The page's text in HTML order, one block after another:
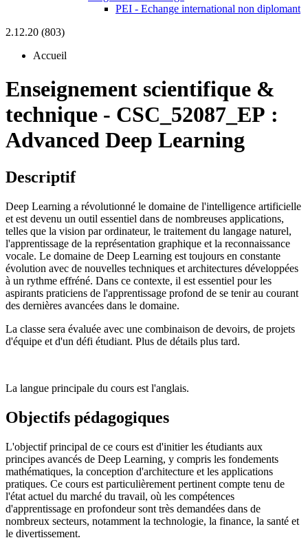
PEI - Echange international non diplomant
2.12.20 (803)
Accueil
Enseignement scientifique &
technique - CSC_52087_EP :
Advanced Deep Learning
Descriptif
Deep Learning a révolutionné le domaine de l'intelligence artificielle
et est devenu un outil essentiel dans de nombreuses applications,
telles que la vision par ordinateur, le traitement du langage naturel,
l'apprentissage de la représentation graphique et la reconnaissance
vocale. Le domaine de Deep Learning est toujours en constante
évolution avec de nouvelles techniques et architectures développées
à un rythme effréné. Dans ce contexte, il est essentiel pour les
aspirants praticiens de l'apprentissage profond de se tenir au courant
des dernières avancées dans le domaine.
La classe sera évaluée avec une combinaison de devoirs, de projets
d'équipe et d'un défi étudiant. Plus de détails plus tard.
La langue principale du cours est l'anglais.
Objectifs pédagogiques
L'objectif principal de ce cours est d'initier les étudiants aux
principes avancés de Deep Learning, y compris les fondements
mathématiques, la conception d'architecture et les applications
pratiques. Ce cours est particulièrement pertinent compte tenu de
l'état actuel du marché du travail, où les compétences
d'apprentissage en profondeur sont très demandées dans de
nombreux secteurs, notamment la technologie, la finance, la santé et
le divertissement.